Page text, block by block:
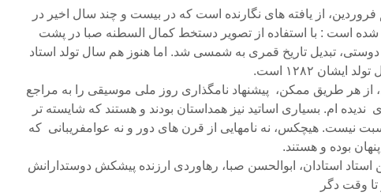
فروردین، از یافته های نگارنده است که در بیست و چند سال اخیر در
شده است : با استفاده از تصویر دستخط کمال السطنه صبا در پشت
دوستی، تبدیل تاریخ قمری به شمسی شد. اما هنوز هم سال تولد استاد
۱۲۸۲ است.
از هر طریق ممکن، پیشنهاد نامگذاری روز ملی موسیقی را به مراجع
ندیده ام. بسیاری اساتید نیز همداستان بودند و هستند که شایسته تر
نیست. هیچکس، نه نامهایی از قرن های دور و نه عوامفریبانی که
بوده و هستند.
استاد استادان، ابوالحسن صبا، رهاوردی ارزنده پیشکش دوستدارانش
وقت دگر